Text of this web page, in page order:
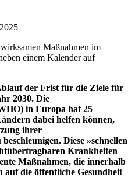
der Frist für die Ziele für
2030. Die
in Europa hat 25
dabei helfen können,
ihrer
Diese »schnellen
Krankheiten
Maßnahmen, die innerhalb
die öffentliche Gesundheit